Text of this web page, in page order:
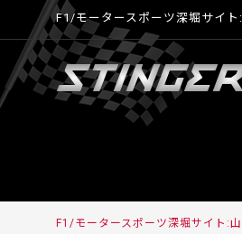
F1/モータースポーツ深堀サイ
F1/モータースポーツ深堀サイト: